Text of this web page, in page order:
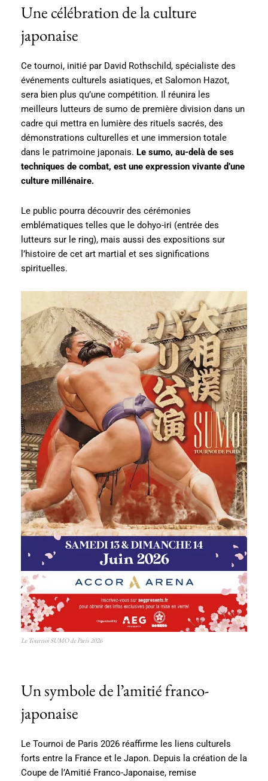
Une célébration de la culture
japonaise
Ce tournoi, initié par David Rothschild, spécialiste des
événements culturels asiatiques, et Salomon Hazot,
sera bien plus qu’une compétition. Il réunira les
meilleurs lutteurs de sumo de première division dans un
cadre qui mettra en lumière des rituels sacrés, des
démonstrations culturelles et une immersion totale
dans le patrimoine japonais. Le sumo, au-delà de ses
techniques de combat, est une expression vivante d’une
culture millénaire.
Le public pourra découvrir des cérémonies
emblématiques telles que le dohyo-iri (entrée des
lutteurs sur le ring), mais aussi des expositions sur
l’histoire de cet art martial et ses significations
spirituelles.
Le Tournoi SUMO de Paris 2026
Un symbole de l’amitié franco-
japonaise
Le Tournoi de Paris 2026 réaffirme les liens culturels
forts entre la France et le Japon. Depuis la création de la
Coupe de l’Amitié Franco-Japonaise, remise